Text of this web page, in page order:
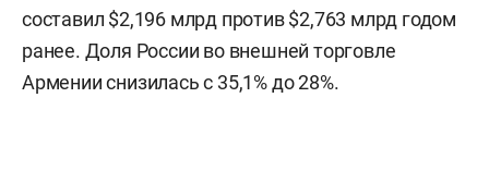
составил $2,196 млрд против $2,763 млрд годом
ранее. Доля России во внешней торговле
Армении снизилась с 35,1% до 28%.